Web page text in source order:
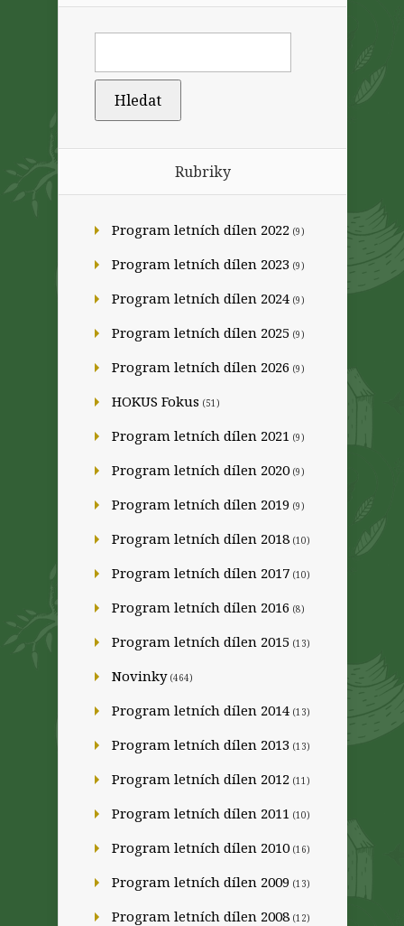
Rubriky
Program letních dílen 2022 (9)
Program letních dílen 2023 (9)
Program letních dílen 2024 (9)
Program letních dílen 2025 (9)
Program letních dílen 2026 (9)
HOKUS Fokus (51)
Program letních dílen 2021 (9)
Program letních dílen 2020 (9)
Program letních dílen 2019 (9)
Program letních dílen 2018 (10)
Program letních dílen 2017 (10)
Program letních dílen 2016 (8)
Program letních dílen 2015 (13)
Novinky(464)
Program letních dílen 2014 (13)
Program letních dílen 2013 (13)
Program letních dílen 2012 (11)
Program letních dílen 2011 (10)
Program letních dílen 2010 (16)
Program letních dílen 2009 (13)
Program letních dílen 2008 (12)